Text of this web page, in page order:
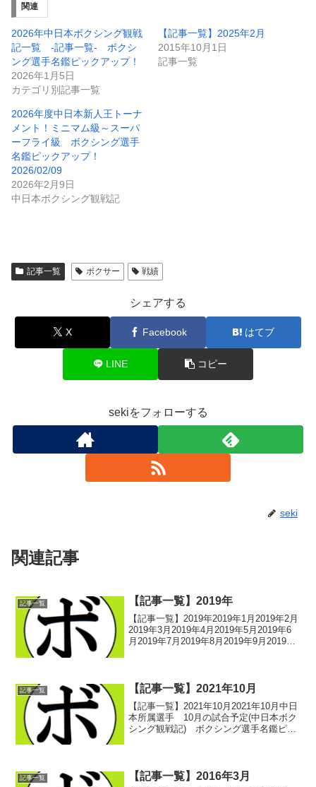
関連
2026年中日本ボクシング観戦
記一覧 -記事一覧- ボクシ
ング選手名鑑ピックアップ！
2026年1月5日
カテゴリ別記事一覧
【記事一覧】2025年2月
2015年10月1日
記事一覧
2026年度中日本新人王トーナ
メント！ミニマム級～スーパ
ーフライ級 ボクシング選手
名鑑ピックアップ！
2026/02/09
2026年2月9日
中日本ボクシング観戦記
記事一覧 ボクサー 戦績
シェアする
X Facebook はてブ
LINE コピー
sekiをフォローする
seki
関連記事
記事一覧 【記事一覧】2019年
【記事一覧】2019年2019年1月2019年2月
2019年3月2019年4月2019年5月2019年6
月2019年7月2019年8月2019年9月2019年
記事一覧 【記事一覧】2021年10月
【記事一覧】2021年10月2021年10月中日
本所属選手 10月の試合予定(中日本ボク
シング観戦記) ボクシング選手名鑑ピッ
記事一覧 【記事一覧】2016年3月